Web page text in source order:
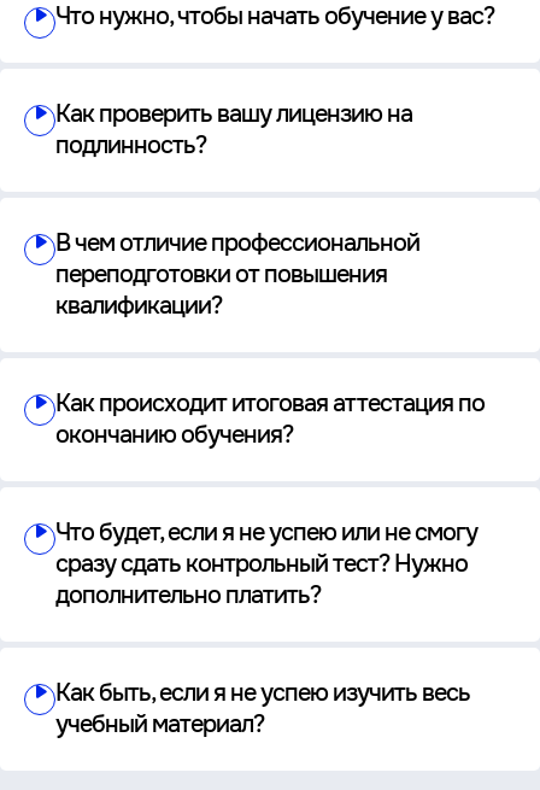
Что нужно, чтобы начать обучение у вас?
Как проверить вашу лицензию на
подлинность?
В чем отличие профессиональной
переподготовки от повышения
квалификации?
Как происходит итоговая аттестация по
окончанию обучения?
Что будет, если я не успею или не смогу
сразу сдать контрольный тест? Нужно
дополнительно платить?
Как быть, если я не успею изучить весь
учебный материал?